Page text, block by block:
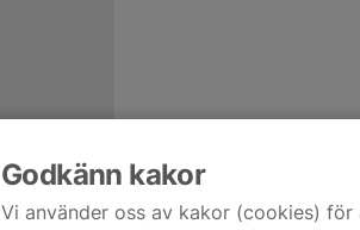
Godkänn kakor
Vi använder oss av kakor (cookies)